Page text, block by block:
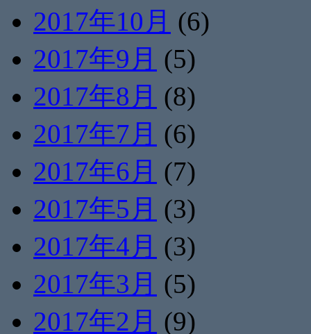
2017年10月 (6)
2017年9月 (5)
2017年8月 (8)
2017年7月 (6)
2017年6月 (7)
2017年5月 (3)
2017年4月 (3)
2017年3月 (5)
2017年2月 (9)